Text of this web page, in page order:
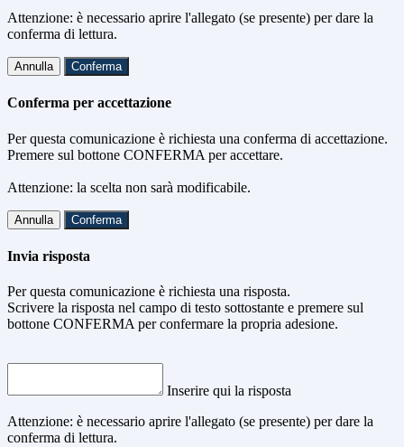
Attenzione: è necessario aprire l'allegato (se presente) per dare la
conferma di lettura.
Annulla Conferma
Conferma per accettazione
Per questa comunicazione è richiesta una conferma di accettazione.
Premere sul bottone CONFERMA per accettare.
Attenzione: la scelta non sarà modificabile.
Annulla Conferma
Invia risposta
Per questa comunicazione è richiesta una risposta.
Scrivere la risposta nel campo di testo sottostante e premere sul
bottone CONFERMA per confermare la propria adesione.
Inserire qui la risposta
Attenzione: è necessario aprire l'allegato (se presente) per dare la
conferma di lettura.